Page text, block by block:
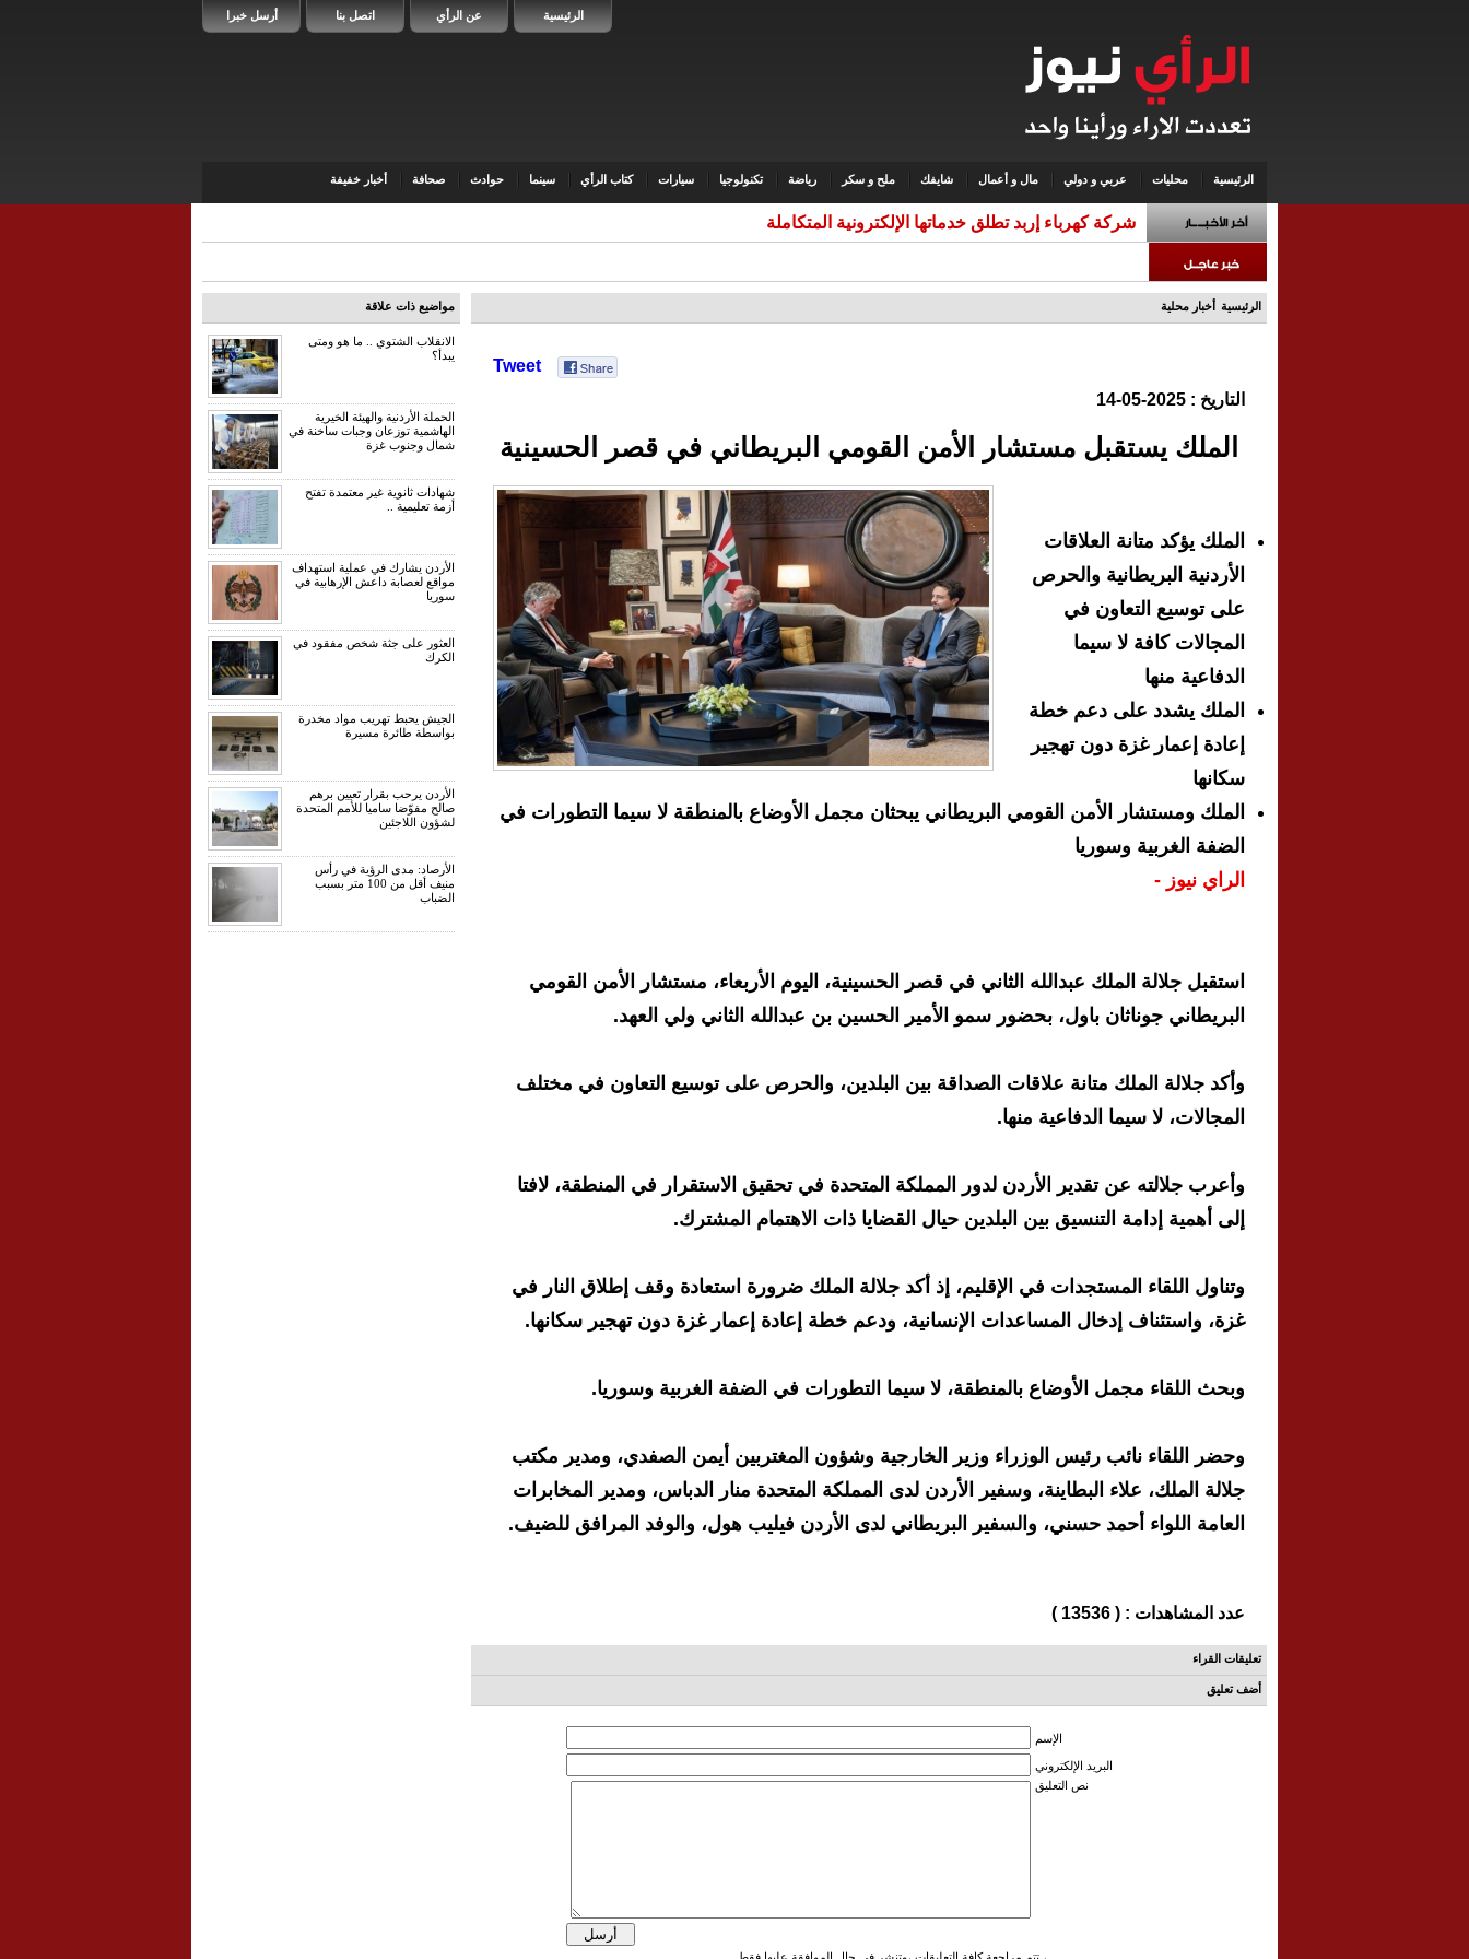
أرسل خبرا اتصل بنا عن الرأي الرئيسية
الرئيسية محليات عربي و دولي مال و أعمال شايفك ملح و سكر رياضة تكنولوجيا سيارات كتاب الرأي سينما حوادث صحافة أخبار خفيفة
شركة كهرباء إربد تطلق خدماتها الإلكترونية المتكاملة عبر
الرئيسية أخبار محلية
Tweet
التاريخ : 2025-05-14
الملك يستقبل مستشار الأمن القومي البريطاني في قصر الحسينية
الملك يؤكد متانة العلاقات
الأردنية البريطانية والحرص
على توسيع التعاون في
المجالات كافة لا سيما
الدفاعية منها
الملك يشدد على دعم خطة
إعادة إعمار غزة دون تهجير
سكانها
الملك ومستشار الأمن القومي البريطاني يبحثان مجمل الأوضاع بالمنطقة لا سيما التطورات في
الضفة الغربية وسوريا
الراي نيوز -
استقبل جلالة الملك عبدالله الثاني في قصر الحسينية، اليوم الأربعاء، مستشار الأمن القومي
البريطاني جوناثان باول، بحضور سمو الأمير الحسين بن عبدالله الثاني ولي العهد.
وأكد جلالة الملك متانة علاقات الصداقة بين البلدين، والحرص على توسيع التعاون في مختلف
المجالات، لا سيما الدفاعية منها.
وأعرب جلالته عن تقدير الأردن لدور المملكة المتحدة في تحقيق الاستقرار في المنطقة، لافتا
إلى أهمية إدامة التنسيق بين البلدين حيال القضايا ذات الاهتمام المشترك.
وتناول اللقاء المستجدات في الإقليم، إذ أكد جلالة الملك ضرورة استعادة وقف إطلاق النار في
غزة، واستئناف إدخال المساعدات الإنسانية، ودعم خطة إعادة إعمار غزة دون تهجير سكانها.
وبحث اللقاء مجمل الأوضاع بالمنطقة، لا سيما التطورات في الضفة الغربية وسوريا.
وحضر اللقاء نائب رئيس الوزراء وزير الخارجية وشؤون المغتربين أيمن الصفدي، ومدير مكتب
جلالة الملك، علاء البطاينة، وسفير الأردن لدى المملكة المتحدة منار الدباس، ومدير المخابرات
العامة اللواء أحمد حسني، والسفير البريطاني لدى الأردن فيليب هول، والوفد المرافق للضيف.
عدد المشاهدات : ( 13536 )
تعليقات القراء
أضف تعليق
الإسم
البريد الإلكتروني
نص التعليق
مواضيع ذات علاقة
الانقلاب الشتوي .. ما هو ومتى
يبدأ؟
الحملة الأردنية والهيئة الخيرية
الهاشمية توزعان وجبات ساخنة في
شمال وجنوب غزة
شهادات ثانوية غير معتمدة تفتح
أزمة تعليمية ..
الأردن يشارك في عملية استهداف
مواقع لعصابة داعش الإرهابية في
سوريا
العثور على جثة شخص مفقود في
الكرك
الجيش يحبط تهريب مواد مخدرة
بواسطة طائرة مسيرة
الأردن يرحب بقرار تعيين برهم
صالح مفوّضا ساميا للأمم المتحدة
لشؤون اللاجئين
الأرصاد: مدى الرؤية في رأس
منيف أقل من 100 متر بسبب
الضباب